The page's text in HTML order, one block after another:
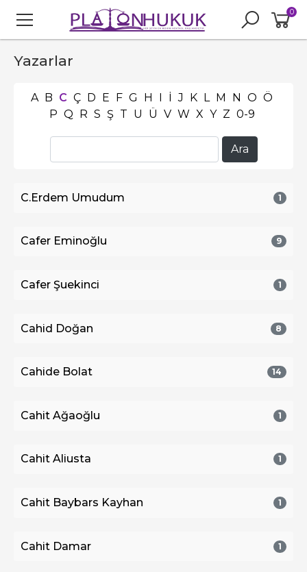
0
Yazarlar
A B C Ç D E F G H I İ J K L M N O Ö
P Q R S Ş T U Ü V W X Y Z 0-9
C.Erdem Umudum 1
Cafer Eminoğlu 9
Cafer Şuekinci 1
Cahid Doğan 8
Cahide Bolat 14
Cahit Ağaoğlu 1
Cahit Aliusta 1
Cahit Baybars Kayhan 1
Cahit Damar 1